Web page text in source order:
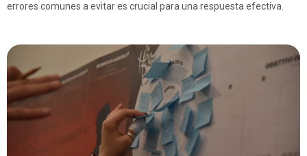
errores comunes a evitar es crucial para una respuesta efectiva.